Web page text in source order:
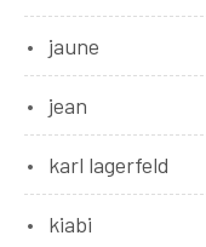
jaune
jean
karl lagerfeld
kiabi